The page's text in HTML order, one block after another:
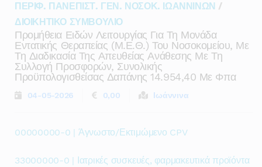
ΠΕΡΙΦ. ΠΑΝΕΠΙΣΤ. ΓΕΝ. ΝΟΣΟΚ. ΙΩΑΝΝΙΝΩΝ /
ΔΙΟΙΚΗΤΙΚΟ ΣΥΜΒΟΥΛΙΟ
Προμήθεια Ειδών Λειτουργίας Για Τη Μονάδα
Εντατικής Θεραπείας (μ.ε.θ.) Του Νοσοκομείου, Με
Τη Διαδικασία Της Απευθείας Ανάθεσης Με Τη
Συλλογή Προσφορών, Συνολικής
Προϋπολογισθείσας Δαπάνης 14.954,40 Με Φπα
04-05-2026 0,00 Ιωάννινα
00000000-0 | Άγνωστο/Εκτιμώμενο CPV
33000000-0 | Ιατρικές συσκευές, φαρμακευτικά προϊόντα